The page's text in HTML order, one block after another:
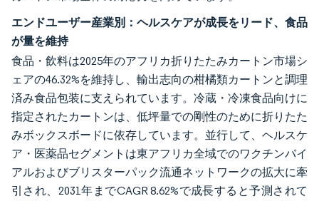
エンドユーザー産業別：ヘルスケアが成長をリード、食品
が量を維持
食品・飲料は2025年のアフリカ折りたたみカートン市場シ
ェアの46.32%を維持し、輸出志向の柑橘類カートンと調理
済み食品包装に支えられています。冷蔵・冷凍食品向けに
指定されたカートンは、低坪量での剛性のために折りたた
みボックスボードに依存しています。並行して、ヘルスケ
ア・医薬品セグメントは東アフリカ全域でのワクチンバイ
アルおよびブリスターパック流通ネットワークの拡大に牽
引され、2031年までCAGR 8.62%で成長すると予測されて